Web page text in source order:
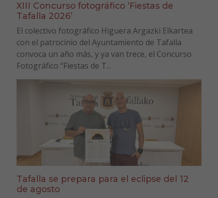
XIII Concurso fotográfico ‘Fiestas de
Tafalla 2026’
El colectivo fotográfico Higuera Argazki Elkartea
con el patrocinio del Ayuntamiento de Tafalla
convoca un año más, y ya van trece, el Concurso
Fotográfico “Fiestas de T...
Tafalla se prepara para el eclipse del 12
de agosto